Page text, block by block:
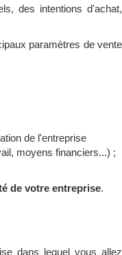
des intentions d'achat,
paramètres de vente
de l'entreprise
moyens financiers...) ;
de votre entreprise.
dans lequel vous allez